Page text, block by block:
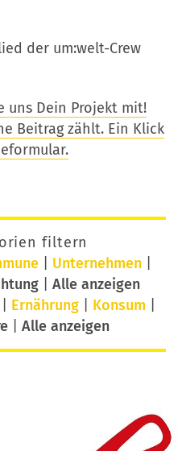
der um:welt-Crew
uns Dein Projekt mit!
Beitrag zählt. Ein Klick
filtern
| Unternehmen|
| Alle anzeigen
Ernährung Konsum
| Alle anzeigen